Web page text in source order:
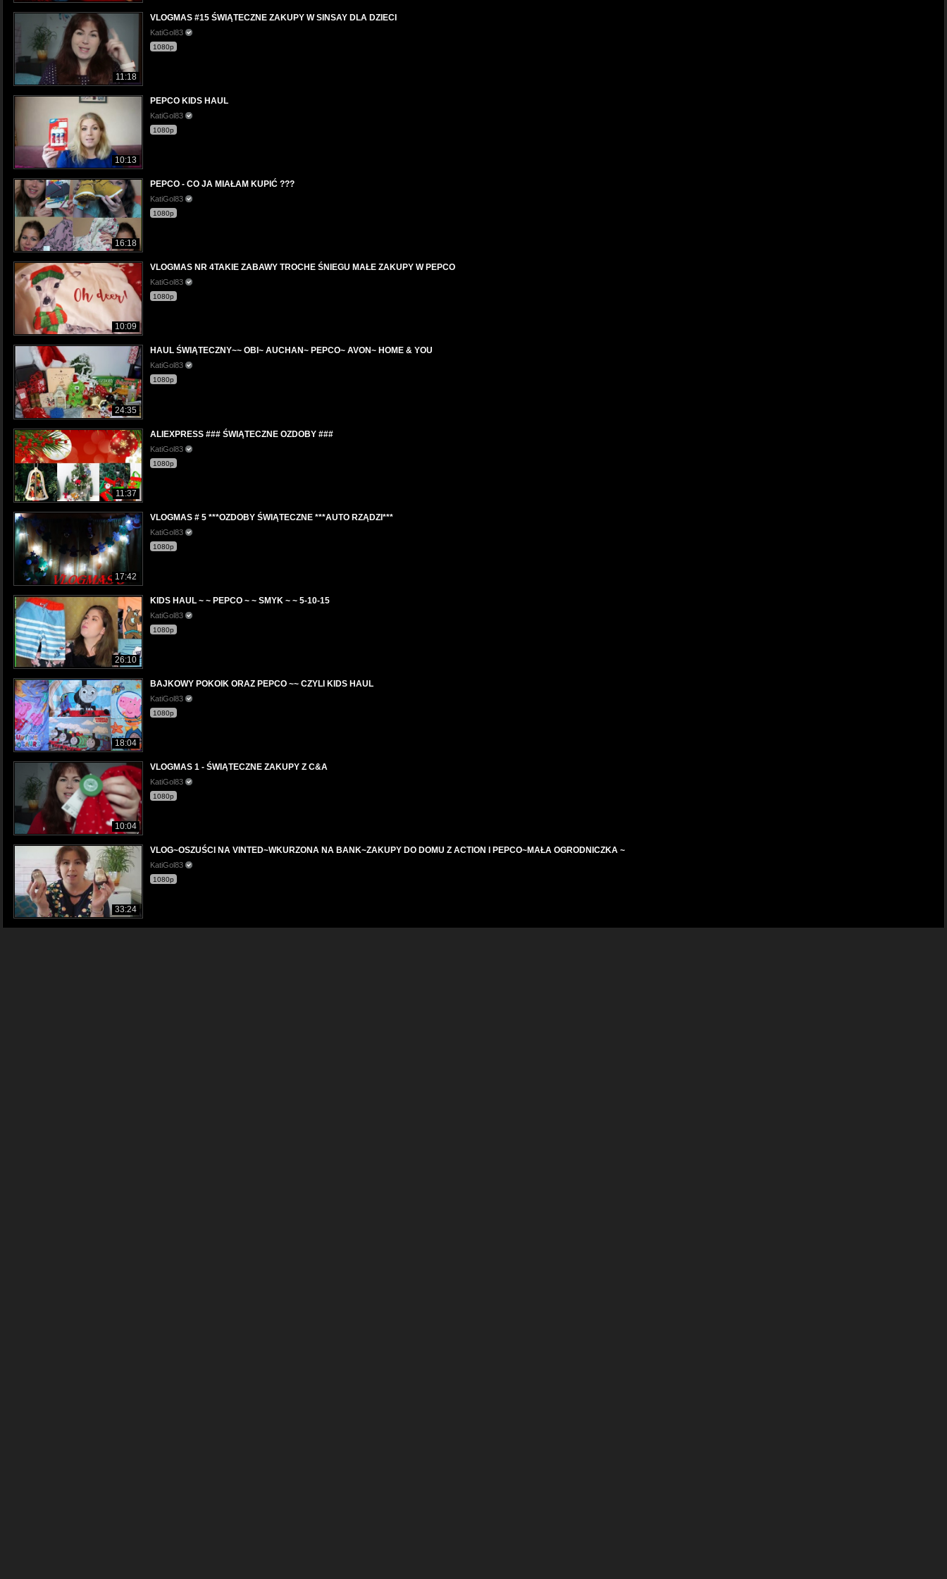
11:18
VLOGMAS #15 ŚWIĄTECZNE ZAKUPY W SINSAY DLA DZIECI
KatiGol83
1080p
10:13
PEPCO KIDS HAUL
KatiGol83
1080p
16:18
PEPCO - CO JA MIAŁAM KUPIĆ ???
KatiGol83
1080p
10:09
VLOGMAS NR 4TAKIE ZABAWY TROCHE ŚNIEGU MAŁE ZAKUPY W PEPCO
KatiGol83
1080p
24:35
HAUL ŚWIĄTECZNY~~ OBI~ AUCHAN~ PEPCO~ AVON~ HOME & YOU
KatiGol83
1080p
11:37
ALIEXPRESS ### ŚWIĄTECZNE OZDOBY ###
KatiGol83
1080p
17:42
VLOGMAS # 5 ***OZDOBY ŚWIĄTECZNE ***AUTO RZĄDZI***
KatiGol83
1080p
26:10
KIDS HAUL ~ ~ PEPCO ~ ~ SMYK ~ ~ 5-10-15
KatiGol83
1080p
18:04
BAJKOWY POKOIK ORAZ PEPCO ~~ CZYLI KIDS HAUL
KatiGol83
1080p
10:04
VLOGMAS 1 - ŚWIĄTECZNE ZAKUPY Z C&A
KatiGol83
1080p
33:24
VLOG~OSZUŚCI NA VINTED~WKURZONA NA BANK~ZAKUPY DO DOMU Z ACTION I PEPCO~MAŁA OGRODNICZKA ~
KatiGol83
1080p